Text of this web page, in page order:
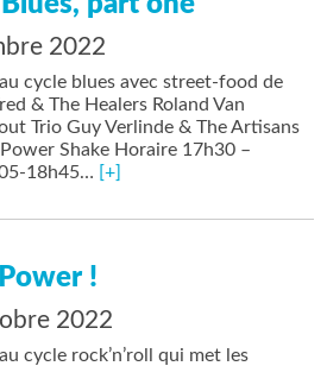
2022
cycle blues avec street-food de
& The Healers Roland Van
Trio Guy Verlinde & The Artisans
Shake Horaire 17h30 –
18h45… [+]
!
2022
cycle rock’n’roll qui met les